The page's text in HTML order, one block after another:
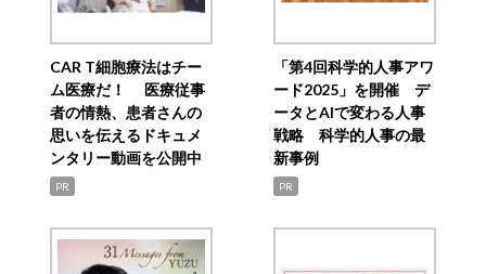
CAR T細胞療法はチー
ム医療だ！ 医療従事
者の情熱、患者さんの
思いを伝えるドキュメ
ンタリー動画を公開中
PR
「第4回科学的人事アワ
ード2025」を開催 デ
ータとAIで変わる人事
戦略 科学的人事の最
新事例
PR